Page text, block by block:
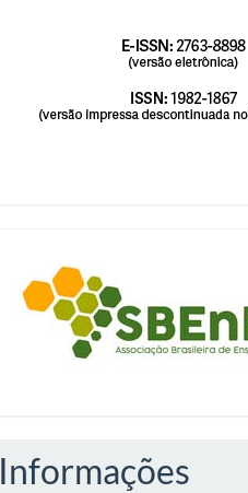
blocologosbenbio
Informações